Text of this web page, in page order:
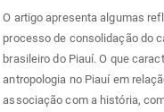
O artigo apresenta algumas
processo de consolidação do
brasileiro do Piauí. O que
antropologia no Piauí em
associação com a história,